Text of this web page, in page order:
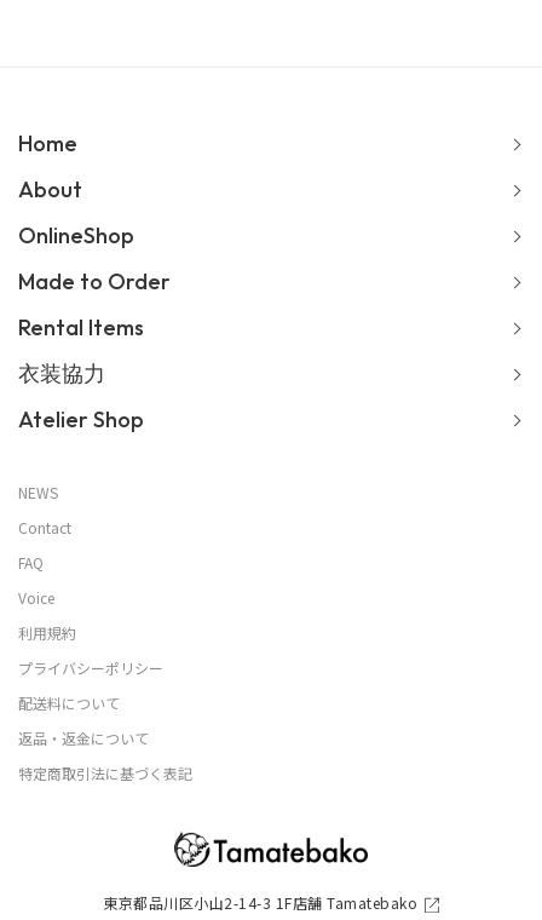
東京都品川区小山2-14-3 1F店舗 Tamatebako
Home
About
OnlineShop
Made to Order
Rental Items
衣装協力
Atelier Shop
NEWS
Contact
FAQ
Voice
利用規約
プライバシーポリシー
配送料について
返品・返金について
特定商取引法に基づく表記